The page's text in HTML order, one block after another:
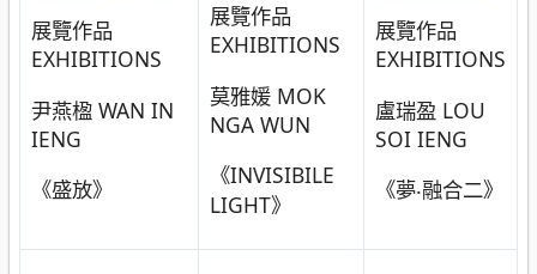
展覽作品
EXHIBITIONS
尹燕楹 WAN IN
IENG
《盛放》
展覽作品
EXHIBITIONS
莫雅媛 MOK
NGA WUN
《INVISIBILE
LIGHT》
展覽作品
EXHIBITIONS
盧瑞盈 LOU
SOI IENG
《夢‧融合二》